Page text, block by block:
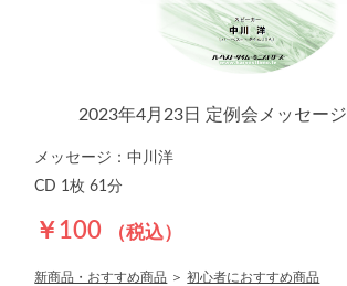
新商品・おすすめ商品 ＞ 初心者におすすめ商品
2023年4月23日 定例会メッセージ
メッセージ：中川洋
CD 1枚 61分
￥100 （税込）